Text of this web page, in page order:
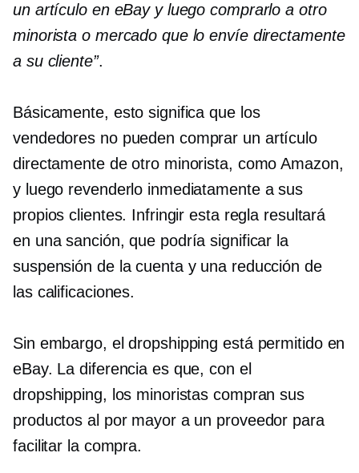
un artículo en eBay y luego comprarlo a otro
minorista o mercado que lo envíe directamente
a su cliente”.
Básicamente, esto significa que los
vendedores no pueden comprar un artículo
directamente de otro minorista, como Amazon,
y luego revenderlo inmediatamente a sus
propios clientes. Infringir esta regla resultará
en una sanción, que podría significar la
suspensión de la cuenta y una reducción de
las calificaciones.
Sin embargo, el dropshipping está permitido en
eBay. La diferencia es que, con el
dropshipping, los minoristas compran sus
productos al por mayor a un proveedor para
facilitar la compra.